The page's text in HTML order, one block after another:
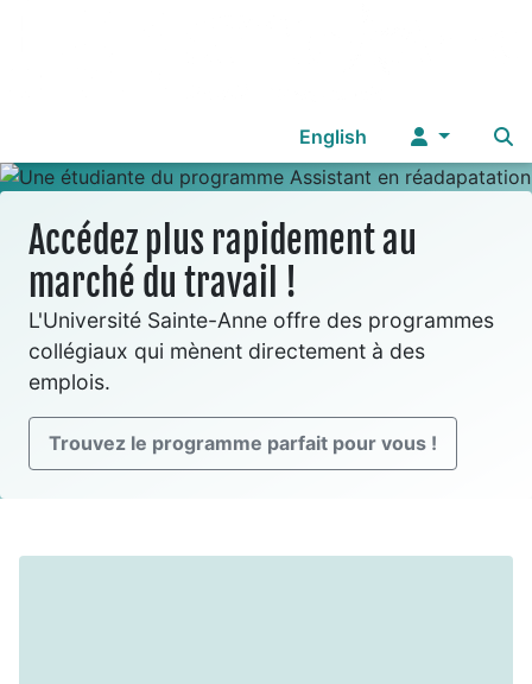
Sélectionnez votre langue
English
Accédez plus rapidement au
marché du travail !
L'Université Sainte-Anne offre des programmes
collégiaux qui mènent directement à des
emplois.
Trouvez le programme parfait pour vous !